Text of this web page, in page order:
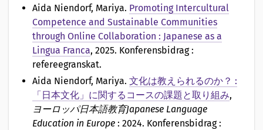
Aida Niendorf, Mariya. Promoting Intercultural
Competence and Sustainable Communities
through Online Collaboration : Japanese as a
Lingua Franca, 2025. Konferensbidrag :
refereegranskat.
Aida Niendorf, Mariya. 文化は教えられるのか？ :
「日本文化」に関するコースの課題と取り組み,
ヨーロッパ日本語教育Japanese Language
Education in Europe : 2024. Konferensbidrag :